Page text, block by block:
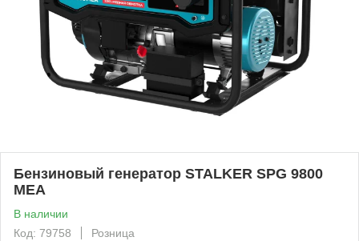
Бензиновый генератор STALKER SPG 9800
MEA
В наличии
Код: 79758
Розница